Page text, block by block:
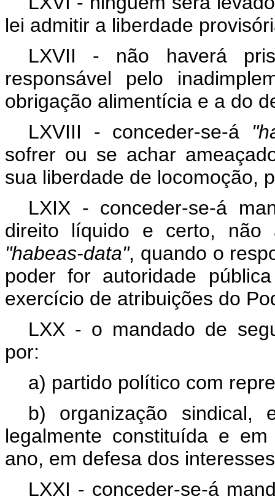
lei admitir a liberdade
LXVII - não haverá
responsável pelo
obrigação alimentícia e a do
LXVIII - conceder-se-á
sofrer ou se achar
sua liberdade de locomoção,
LXIX - conceder-se-á
direito líquido e certo,
"habeas-data", quando o
poder for autoridade
exercício de atribuições do
LXX - o mandado de
por:
a) partido político com
b) organização sindical,
legalmente constituída e
ano, em defesa dos
LXXI - conceder-se-á